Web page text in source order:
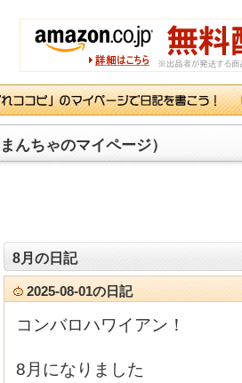
んちゃのマイページ）
8月の日記
2025-08-01の日記
コンバロハワイアン！
8月になりました